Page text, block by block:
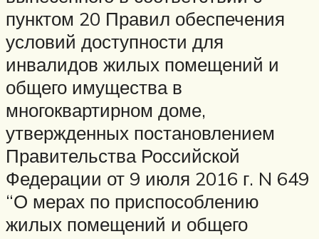
пунктом 20 Правил обеспечения
условий доступности для
инвалидов жилых помещений и
общего имущества в
многоквартирном доме,
утвержденных постановлением
Правительства Российской
Федерации от 9 июля 2016 г. N 649
“О мерах по приспособлению
жилых помещений и общего